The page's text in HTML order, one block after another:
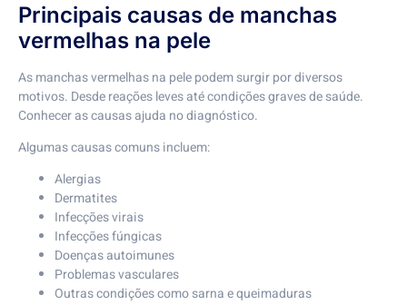
Principais causas de manchas
vermelhas na pele
As manchas vermelhas na pele podem surgir por diversos
motivos. Desde reações leves até condições graves de saúde.
Conhecer as causas ajuda no diagnóstico.
Algumas causas comuns incluem:
Alergias
Dermatites
Infecções virais
Infecções fúngicas
Doenças autoimunes
Problemas vasculares
Outras condições como sarna e queimaduras